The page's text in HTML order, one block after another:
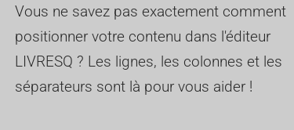
Vous ne savez pas exactement comment
positionner votre contenu dans l'éditeur
LIVRESQ ? Les lignes, les colonnes et les
séparateurs sont là pour vous aider !